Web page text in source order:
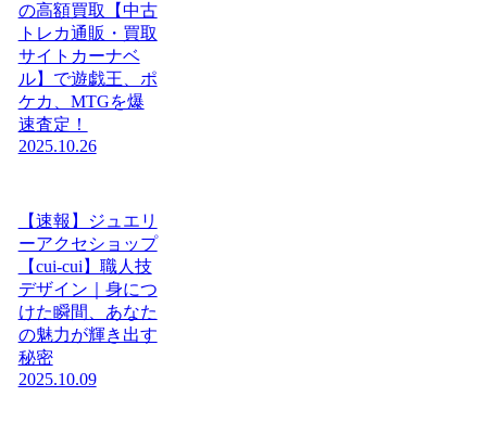
の高額買取【中古
トレカ通販・買取
サイトカーナベ
ル】で遊戯王、ポ
ケカ、MTGを爆
速査定！
2025.10.26
【速報】ジュエリ
ーアクセショップ
【cui-cui】職人技
デザイン｜身につ
けた瞬間、あなた
の魅力が輝き出す
秘密
2025.10.09